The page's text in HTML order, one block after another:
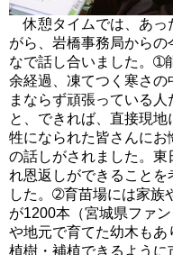
休憩タイムでは、あっ
がら、岩橋事務局から
なで話し合いました。➀
余経過、凍てつく寒さの
まならず頑張っている
と、できれば、直接現
牲になられた皆さんにお
の話しがされました。東
れ恩返しができることを
した。➁育苗場には家族
が1200本（宮城県ファ
や地元で育てた幼木もあ
植樹・補植できるよう